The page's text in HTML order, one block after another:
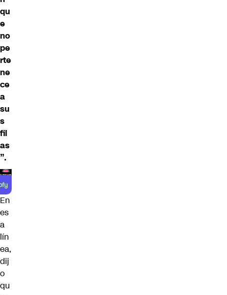
qu
e
no
pe
rte
ne
ce
a
su
s
fil
as
”.
En
es
a
lín
ea,
dij
o
qu